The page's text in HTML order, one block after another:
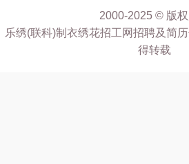
2000-2025 © 版
乐绣(联科)制衣绣花招工网招聘及简
得转载